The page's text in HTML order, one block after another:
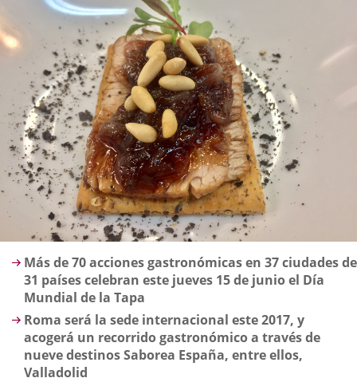
Descripción
Más de 70 acciones gastronómicas en 37 ciudades de
31 países celebran este jueves 15 de junio el Día
Mundial de la Tapa
Roma será la sede internacional este 2017, y
acogerá un recorrido gastronómico a través de
nueve destinos Saborea España, entre ellos,
Valladolid